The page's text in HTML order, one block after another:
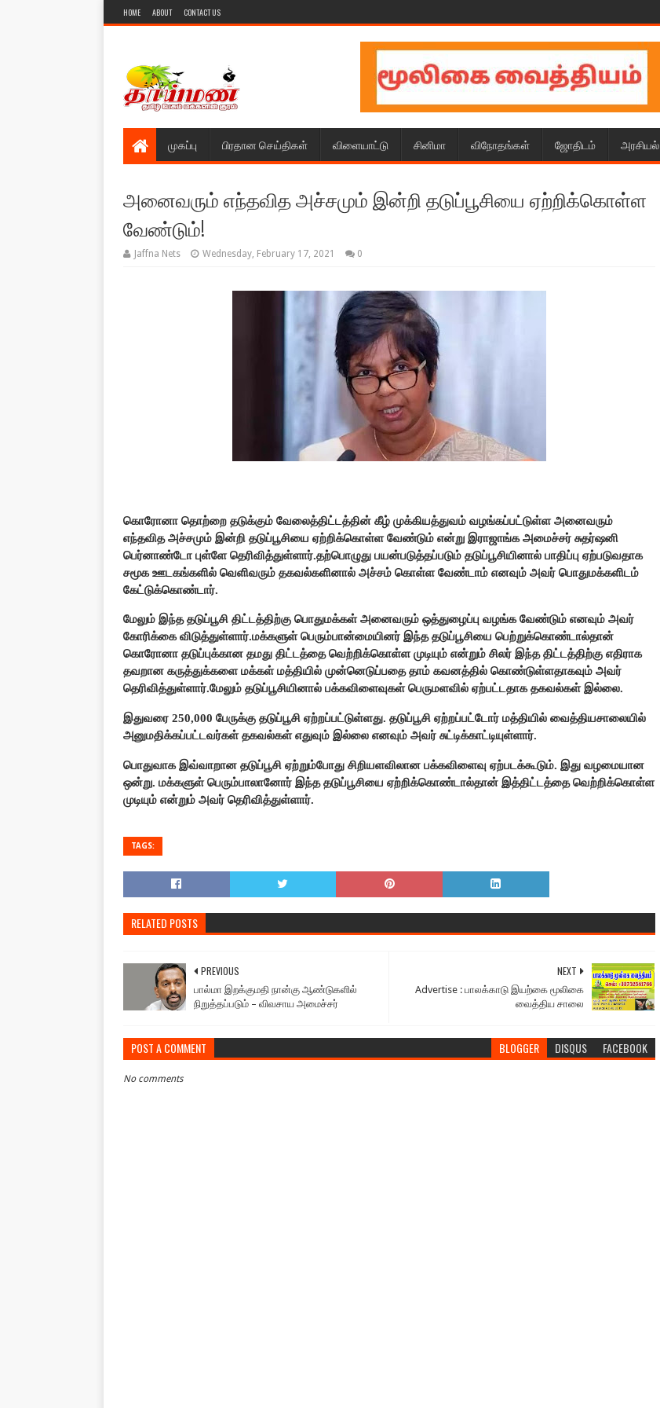
HOME ABOUT CONTACT US
முகப்பு பிரதான செய்திகள் விளையாட்டு சினிமா விநோதங்கள் ஜோதிடம் அரசியல்
அனைவரும் எந்தவித அச்சமும் இன்றி தடுப்பூசியை ஏற்றிக்கொள்ள
வேண்டும்!
Jaffna Nets Wednesday, February 17, 2021 0
கொரோனா தொற்றை தடுக்கும் வேலைத்திட்டத்தின் கீழ் முக்கியத்துவம் வழங்கப்பட்டுள்ள அனைவரும்
எந்தவித அச்சமும் இன்றி தடுப்பூசியை ஏற்றிக்கொள்ள வேண்டும் என்று இராஜாங்க அமைச்சர் சுதர்ஷனி
பெர்னாண்டோ புள்ளே தெரிவித்துள்ளார்.தற்பொழுது பயன்படுத்தப்படும் தடுப்பூசியினால் பாதிப்பு ஏற்படுவதாக
சமூக ஊடகங்களில் வெளிவரும் தகவல்களினால் அச்சம் கொள்ள வேண்டாம் எனவும் அவர் பொதுமக்களிடம்
கேட்டுக்கொண்டார்.
மேலும் இந்த தடுப்பூசி திட்டத்திற்கு பொதுமக்கள் அனைவரும் ஒத்துழைப்பு வழங்க வேண்டும் எனவும் அவர்
கோரிக்கை விடுத்துள்ளார்.மக்களுள் பெரும்பான்மையினர் இந்த தடுப்பூசியை பெற்றுக்கொண்டால்தான்
கொரோனா தடுப்புக்கான தமது திட்டத்தை வெற்றிக்கொள்ள முடியும் என்றும் சிலர் இந்த திட்டத்திற்கு எதிராக
தவறான கருத்துக்களை மக்கள் மத்தியில் முன்னெடுப்பதை தாம் கவனத்தில் கொண்டுள்ளதாகவும் அவர்
தெரிவித்துள்ளார்.மேலும் தடுப்பூசியினால் பக்கவிளைவுகள் பெருமளவில் ஏற்பட்டதாக தகவல்கள் இல்லை.
இதுவரை 250,000 பேருக்கு தடுப்பூசி ஏற்றப்பட்டுள்ளது. தடுப்பூசி ஏற்றப்பட்டோர் மத்தியில் வைத்தியசாலையில்
அனுமதிக்கப்பட்டவர்கள் தகவல்கள் எதுவும் இல்லை எனவும் அவர் சுட்டிக்காட்டியுள்ளார்.
பொதுவாக இவ்வாறான தடுப்பூசி ஏற்றும்போது சிறியளவிலான பக்கவிளைவு ஏற்படக்கூடும். இது வழமையான
ஒன்று. மக்களுள் பெரும்பாலானோர் இந்த தடுப்பூசியை ஏற்றிக்கொண்டால்தான் இத்திட்டத்தை வெற்றிக்கொள்ள
முடியும் என்றும் அவர் தெரிவித்துள்ளார்.
TAGS:
RELATED POSTS
NEXT
Advertise : பாலக்காடு இயற்கை மூலிகை
வைத்திய சாலை
PREVIOUS
பால்மா இறக்குமதி நான்கு ஆண்டுகளில்
நிறுத்தப்படும் – விவசாய அமைச்சர்
POST A COMMENT BLOGGER DISQUS FACEBOOK
No comments